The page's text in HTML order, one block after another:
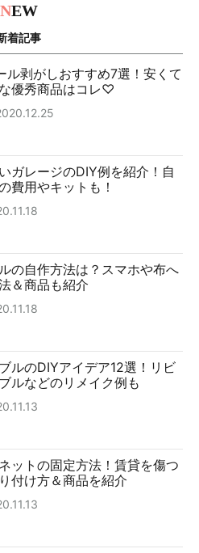
NEW
着記事
ル剥がしおすすめ7選！安くて
優秀商品はコレ♡
ガレージのDIY例を紹介！自
費用やキットも！
の自作方法は？スマホや布へ
＆商品も紹介
ルのDIYアイデア12選！リビ
ルなどのリメイク例も
ットの固定方法！賃貸を傷つ
付け方＆商品を紹介